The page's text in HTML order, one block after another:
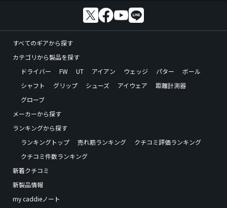
すべてのギアから探す
カテゴリから製品を探す
ドライバー
FW UT アイアン ウェッジ パター
ボール
シャフト
グリップ シューズ アイウェア
距離計測器
グローブ
メーカーから探す
ランキングから探す
ランキングトップ
売れ筋ランキング
クチコミ評価ランキング
クチコミ件数ランキング
新着クチコミ
新製品情報
my caddieノート